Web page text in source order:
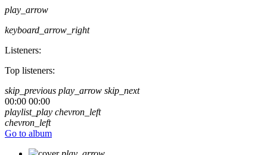
play_arrow
keyboard_arrow_right
Listeners:
Top listeners:
skip_previous play_arrow skip_next
00:00 00:00
playlist_play chevron_left
chevron_left
Go to album